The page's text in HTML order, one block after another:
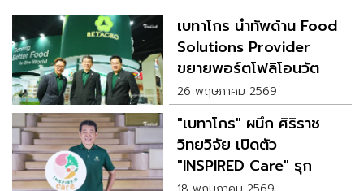
เบทาโกร นำทัพด้าน Food
Solutions Provider
ขยายพอร์ตโฟลิโอนวัต
กรรมใหม่ พร้อม Serving
Better Food To The
World
26 พฤษภาคม 2569
"เบทาโกร" ผนึก ศิริราช
วิทยวิจัย เปิดตัว
"INSPIRED Care" รุก